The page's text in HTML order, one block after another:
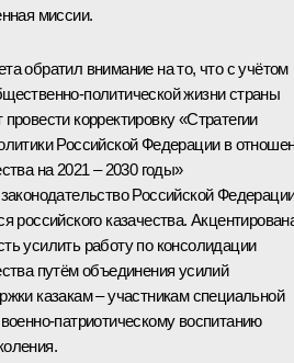
миссии.
обратил внимание на то, что с учётом
политической жизни страны
корректировку «Стратегии
Российской Федерации в
на 2021 – 2030 годы»
Российской
российского казачества.
усилить работу по консолидации
путём объединения усилий
казакам – участникам специальной
патриотическому воспитанию